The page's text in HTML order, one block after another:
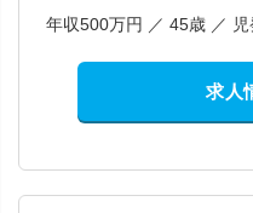
年収500万円 ／
求人